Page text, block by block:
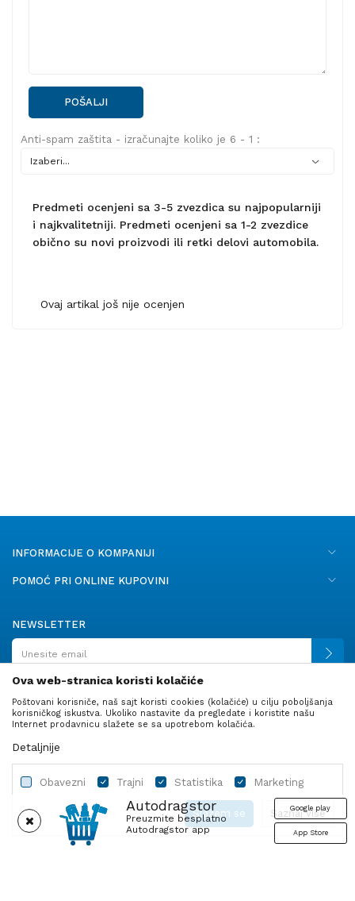
Autodragstor
Preuzmite besplatno
Autodragstor app
Google play
App Store
POŠALJI
Anti-spam zaštita - izračunajte koliko je 6 - 1 :
Predmeti ocenjeni sa 3-5 zvezdica su najpopularniji
i najkvalitetniji. Predmeti ocenjeni sa 1-2 zvezdice
obično su novi proizvodi ili retki delovi automobila.
Ovaj artikal još nije ocenjen
INFORMACIJE O KOMPANIJI
POMOĆ PRI ONLINE KUPOVINI
NEWSLETTER
PRATITE NAS
Autodelovi Ulje i tečnosti
Ova web-stranica koristi kolačiće
Poštovani korisniče, naš sajt koristi cookies (kolačiće) u cilju poboljšanja
korisničkog iskustva. Ukoliko nastavite da pregledate i koristite našu
Internet prodavnicu slažete se sa upotrebom kolačića.
Detaljnije
Obavezni Trajni Statistika Marketing
Saznaj više
Slažem se